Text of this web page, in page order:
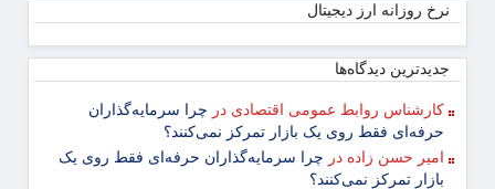
نرخ روزانه ارز دیجیتال
جدیدترین دیدگاه‌‌ها
کارشناس روابط عمومی اقتصادی در چرا سرمایه‌گذاران
حرفه‌ای فقط روی یک بازار تمرکز نمی‌کنند؟
امیر حسن زاده در چرا سرمایه‌گذاران حرفه‌ای فقط روی یک
بازار تمرکز نمی‌کنند؟